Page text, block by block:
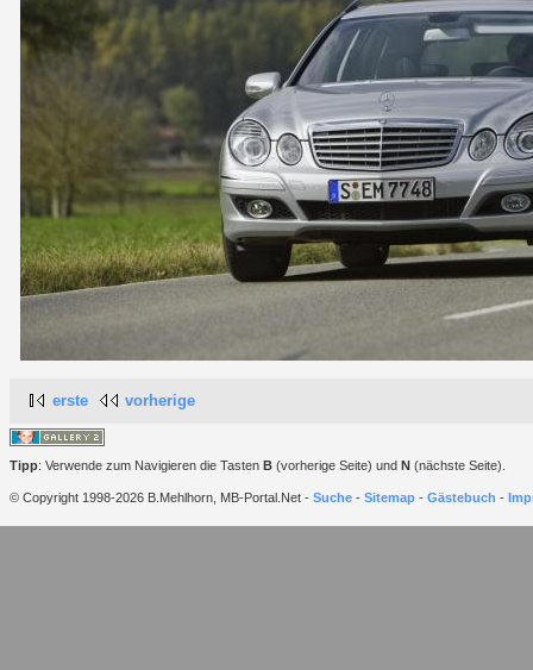
erste vorherige
Tipp: Verwende zum Navigieren die Tasten B (vorherige Seite) und N (nächste Seite).
© Copyright 1998-2026 B.Mehlhorn, MB-Portal.Net - Suche - Sitemap - Gästebuch -